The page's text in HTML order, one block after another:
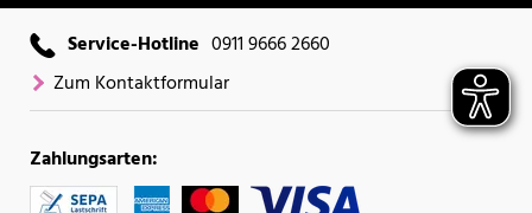
Service-Hotline 0911 9666 2660
Zum Kontaktformular
Zahlungsarten: